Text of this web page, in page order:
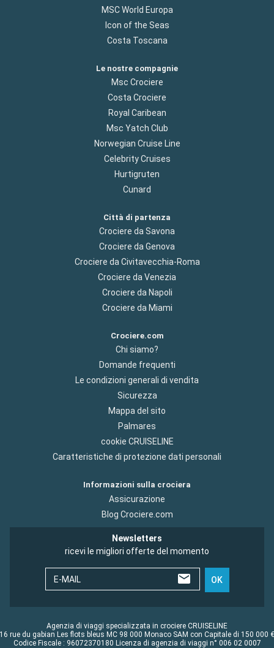
MSC World Europa
Icon of the Seas
Costa Toscana
Le nostre compagnie
Msc Crociere
Costa Crociere
Royal Caribean
Msc Yatch Club
Norwegian Cruise Line
Celebrity Cruises
Hurtigruten
Cunard
Città di partenza
Crociere da Savona
Crociere da Genova
Crociere da Civitavecchia-Roma
Crociere da Venezia
Crociere da Napoli
Crociere da Miami
Crociere.com
Chi siamo?
Domande frequenti
Le condizioni generali di vendita
Sicurezza
Mappa del sito
Palmares
cookie CRUISELINE
Caratteristiche di protezione dati personali
Informazioni sulla crociera
Assicurazione
Blog Crociere.com
Newsletters
ricevi le migliori offerte del momento
E-MAIL OK
Agenzia di viaggi specializzata in crociere CRUISELINE
16 rue du gabian Les flots bleus MC 98 000 Monaco SAM con Capitale di 150 000 €
Codice Fiscale : 96072370180 Licenza di agenzia di viaggi n° 006 02 0007